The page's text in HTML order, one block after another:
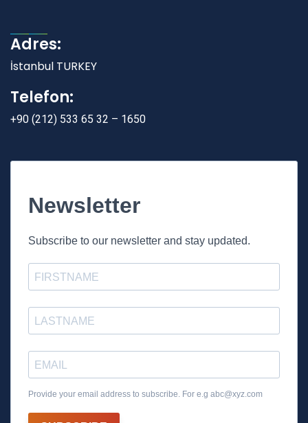
Adres:
İstanbul TURKEY
Telefon:
+90 (212) 533 65 32 – 1650
Newsletter
Subscribe to our newsletter and stay updated.
Provide your email address to subscribe. For e.g abc@xyz.com